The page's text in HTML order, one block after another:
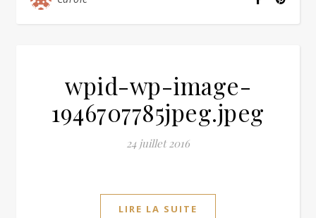
wpid-wp-image-
1946707785jpeg.jpeg
24 juillet 2016
LIRE LA SUITE